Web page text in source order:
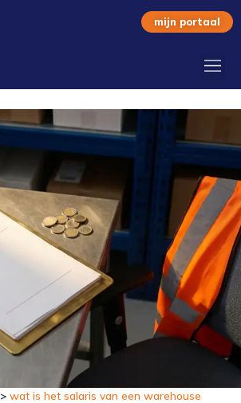
mijn portaal
> wat is het salaris van een warehouse